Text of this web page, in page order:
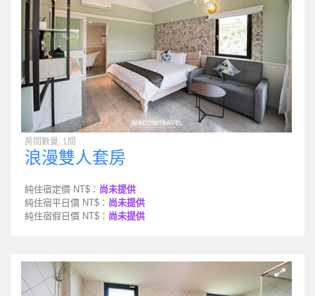
房間數量: 1間
浪漫雙人套房
純住宿定價 NT$： 尚未提供
純住宿平日價 NT$： 尚未提供
純住宿假日價 NT$： 尚未提供